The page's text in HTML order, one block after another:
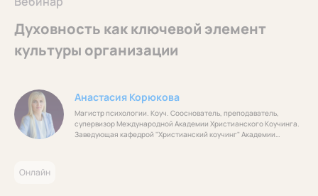
Духовность как ключевой элемент
культуры организации
Анастасия Корюкова
Магистр психологии. Коуч. Сооснователь, преподаватель,
супервизор Международной Академии Христианского Коучинга.
Заведующая кафедрой "Христианский коучинг" Академии
Онлайн
Профессионалам